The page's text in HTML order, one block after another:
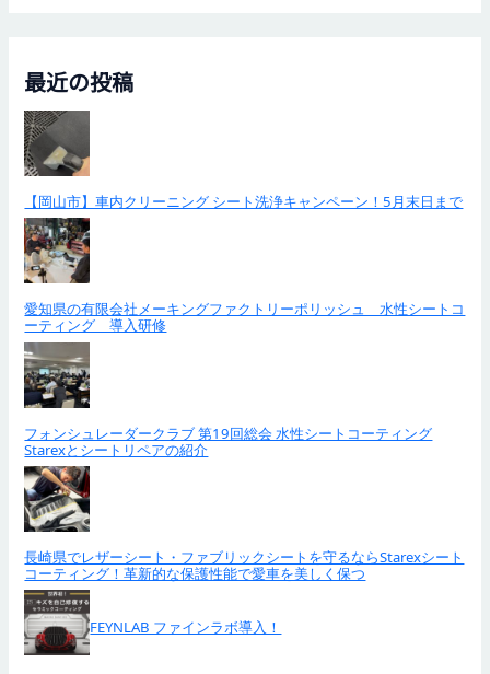
最近の投稿
【岡山市】車内クリーニング シート洗浄キャンペーン！5月末日まで
愛知県の有限会社メーキングファクトリーポリッシュ 水性シートコ
ーティング 導入研修
フォンシュレーダークラブ 第19回総会 水性シートコーティング
Starexとシートリペアの紹介
長崎県でレザーシート・ファブリックシートを守るならStarexシート
コーティング！革新的な保護性能で愛車を美しく保つ
FEYNLAB ファインラボ導入！